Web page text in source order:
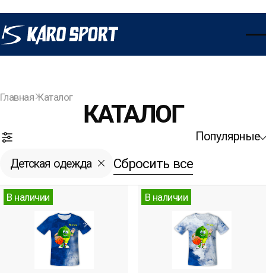
Главная Каталог
КАТАЛОГ
Детская одежда Сбросить все
Открыть фильтры
Популярные
В наличии В наличии